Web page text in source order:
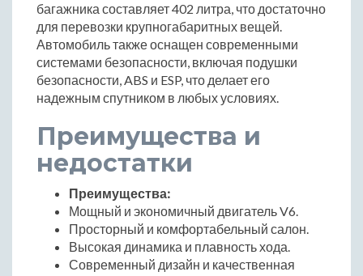
багажника составляет 402 литра, что достаточно
для перевозки крупногабаритных вещей.
Автомобиль также оснащен современными
системами безопасности, включая подушки
безопасности, ABS и ESP, что делает его
надежным спутником в любых условиях.
Преимущества и
недостатки
Преимущества:
Мощный и экономичный двигатель V6.
Просторный и комфортабельный салон.
Высокая динамика и плавность хода.
Современный дизайн и качественная